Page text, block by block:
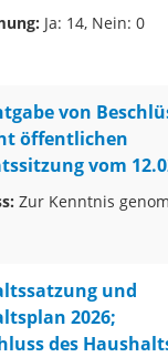
Ja: 14, Nein: 0
von
öffentlichen
vom
Zur Kenntnis
und
2026;
des